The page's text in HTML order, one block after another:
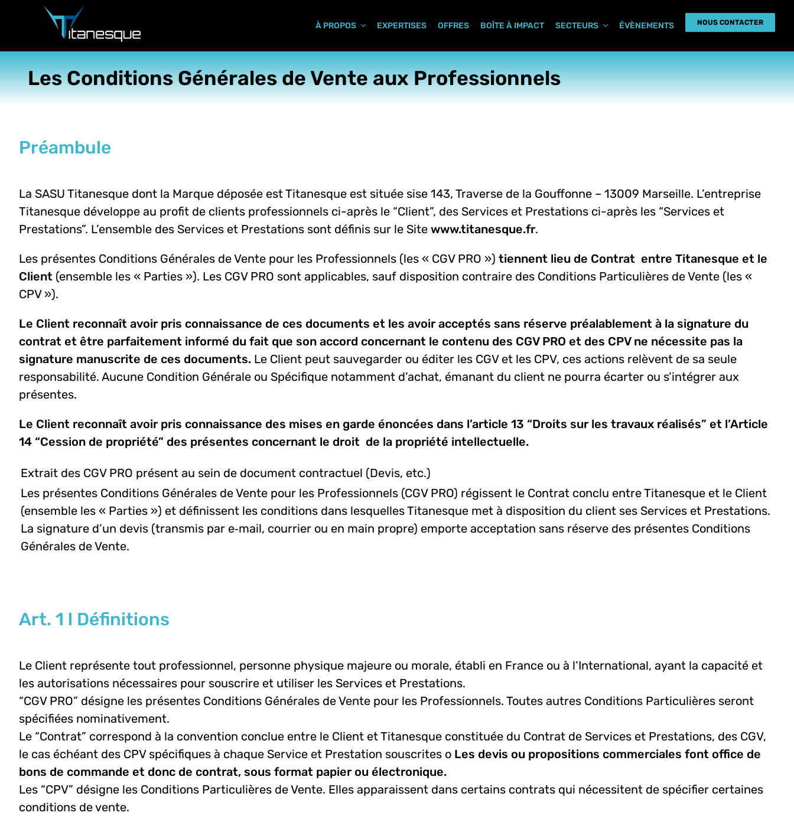
À PROPOS EXPERTISES OFFRES BOÎTE À IMPACT SECTEURS ÉVÈNEMENTS NOUS CONTACTER
Les Conditions Générales de Vente aux Professionnels
Préambule
La SASU Titanesque dont la Marque déposée est Titanesque est située sise 143, Traverse de la Gouffonne – 13009 Marseille. L’entreprise
Titanesque développe au profit de clients professionnels ci-après le “Client”, des Services et Prestations ci-après les “Services et
Prestations”. L’ensemble des Services et Prestations sont définis sur le Site www.titanesque.fr.
Les présentes Conditions Générales de Vente pour les Professionnels (les « CGV PRO ») tiennent lieu de Contrat entre Titanesque et le
Client(ensemble les « Parties »). Les CGV PRO sont applicables, sauf disposition contraire des Conditions Particulières de Vente (les «
CPV »).
Le Client reconnaît avoir pris connaissance de ces documents et les avoir acceptés sans réserve préalablement à la signature du
contrat et être parfaitement informé du fait que son accord concernant le contenu des CGV PRO et des CPV ne nécessite pas la
signature manuscrite de ces documents.Le Client peut sauvegarder ou éditer les CGV et les CPV, ces actions relèvent de sa seule
responsabilité. Aucune Condition Générale ou Spécifique notamment d’achat, émanant du client ne pourra écarter ou s’intégrer aux
présentes.
Le Client reconnaît avoir pris connaissance des mises en garde énoncées dans l’article 13 “Droits sur les travaux réalisés” et l’Article
14 “Cession de propriété” des présentes concernant le droit de la propriété intellectuelle.
Extrait des CGV PRO présent au sein de document contractuel (Devis, etc.)
Les présentes Conditions Générales de Vente pour les Professionnels (CGV PRO) régissent le Contrat conclu entre Titanesque et le Client
(ensemble les « Parties ») et définissent les conditions dans lesquelles Titanesque met à disposition du client ses Services et Prestations.
La signature d’un devis (transmis par e‑mail, courrier ou en main propre) emporte acceptation sans réserve des présentes Conditions
Générales de Vente.
Art. 1 l Définitions
Le Client représente tout professionnel, personne physique majeure ou morale, établi en France ou à l’International, ayant la capacité et
les autorisations nécessaires pour souscrire et utiliser les Services et Prestations.
“CGV PRO” désigne les présentes Conditions Générales de Vente pour les Professionnels. Toutes autres Conditions Particulières seront
spécifiées nominativement.
Le “Contrat” correspond à la convention conclue entre le Client et Titanesque constituée du Contrat de Services et Prestations, des CGV,
le cas échéant des CPV spécifiques à chaque Service et Prestation souscrites o Les devis ou propositions commerciales font office de
bons de commande et donc de contrat, sous format papier ou électronique.
Les “CPV” désigne les Conditions Particulières de Vente. Elles apparaissent dans certains contrats qui nécessitent de spécifier certaines
conditions de vente.